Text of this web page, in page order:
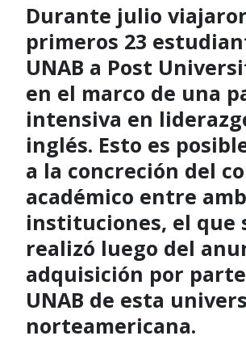
Durante julio
primeros 23
UNAB a Post
en el marco de una
intensiva en
inglés. Esto es
a la concreción del
académico entre
instituciones, el que
realizó luego del
adquisición por
UNAB de esta
norteamericana.